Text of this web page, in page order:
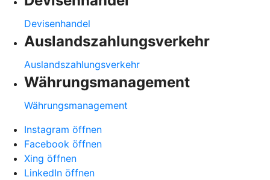
Devisenhandel
Auslandszahlungsverkehr
Auslandszahlungsverkehr
Währungsmanagement
Währungsmanagement
Instagram öffnen
Facebook öffnen
Xing öffnen
LinkedIn öffnen